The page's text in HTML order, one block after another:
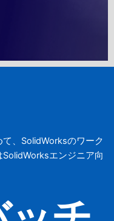
司令塔を
、SolidWorksのワーク
エンジニア向